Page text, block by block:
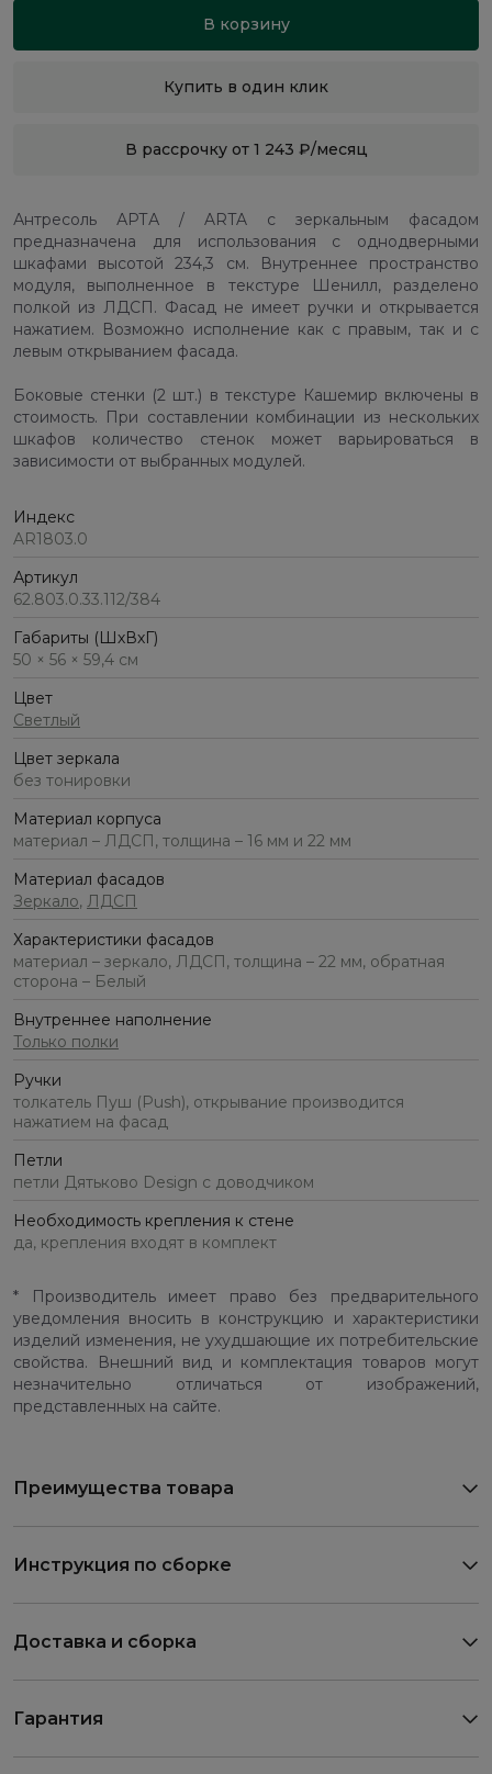
В корзину
Купить в один клик
В рассрочку от 1 243 ₽/месяц
Антресоль АРТА / ARTA с зеркальным фасадом
предназначена для использования с однодверными
шкафами высотой 234,3 см. Внутреннее пространство
модуля, выполненное в текстуре Шенилл, разделено
полкой из ЛДСП. Фасад не имеет ручки и открывается
нажатием. Возможно исполнение как с правым, так и с
левым открыванием фасада.
Боковые стенки (2 шт.) в текстуре Кашемир включены в
стоимость. При составлении комбинации из нескольких
шкафов количество стенок может варьироваться в
зависимости от выбранных модулей.
Индекс
AR1803.0
Артикул
62.803.0.33.112/384
Габариты (ШхВхГ)
50 × 56 × 59,4 см
Цвет
Светлый
Цвет зеркала
без тонировки
Материал корпуса
материал – ЛДСП, толщина – 16 мм и 22 мм
Материал фасадов
Зеркало, ЛДСП
Характеристики фасадов
материал – зеркало, ЛДСП, толщина – 22 мм, обратная
сторона – Белый
Внутреннее наполнение
Только полки
Ручки
толкатель Пуш (Push), открывание производится
нажатием на фасад
Петли
петли Дятьково Design с доводчиком
Необходимость крепления к стене
да, крепления входят в комплект
* Производитель имеет право без предварительного
уведомления вносить в конструкцию и характеристики
изделий изменения, не ухудшающие их потребительские
свойства. Внешний вид и комплектация товаров могут
незначительно отличаться от изображений,
представленных на сайте.
Преимущества товара
Инструкция по сборке
Доставка и сборка
Гарантия